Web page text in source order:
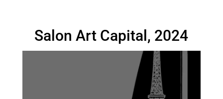
Salon Art Capital, 2024